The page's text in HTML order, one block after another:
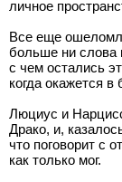
личное
Все еще
больше ни слова
с чем остались
когда окажется
Люциус и
Драко, и,
что поговорит с
как только мог.